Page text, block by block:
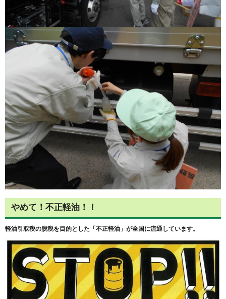
やめて！不正軽油！！
軽油引取税の脱税を目的とした「不正軽油」が全国に流通しています。